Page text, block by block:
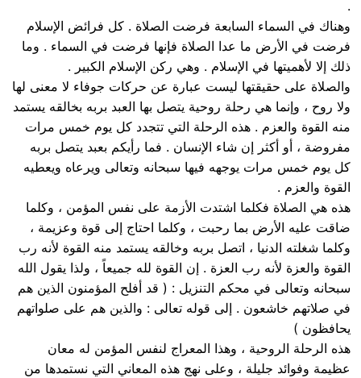
.
وهناك في السماء السابعة فرضت الصلاة . كل فرائض الإسلام
فرضت في الأرض ما عدا الصلاة فإنها فرضت في السماء . وما
ذلك إلا لأهميتها في الإسلام . وهي ركن الإسلام الكبير .
والصلاة على حقيقتها ليست عبارة عن حركات جوفاء لا معنى لها
ولا روح ، وإنما هي رحلة روحية يتصل بها العبد بربه بخالقه يستمد
منه القوة والعزم . هذه الرحلة التي تتجدد كل يوم خمس مرات
مفروضة ، أو أكثر إن شاء الإنسان . فما رأيكم بعبد يتصل بربه
كل يوم خمس مرات يوجهه فيها سبحانه وتعالى ويرعاه ويعطيه
القوة والعزم .
هذه هي الصلاة فكلما اشتدت الأزمة على نفس المؤمن ، وكلما
ضاقت عليه الأرض بما رحبت ، وكلما احتاج إلى قوة وعزيمة ،
وكلما شغلته الدنيا ، اتصل بربه وخالقه يستمد منه القوة لأنه رب
القوة والعزة لأنه رب العزة . إن القوة لله جميعاً ، ولذا يقول الله
سبحانه وتعالى في محكم التنزيل : ( قد أفلح المؤمنون الذين هم
في صلاتهم خاشعون . إلى قوله تعالى : والذين هم على صلواتهم
يحافظون )
هذه الرحلة الروحية ، وهذا المعراج لنفس المؤمن له معان
عظيمة وفوائد جليلة ، وعلى نهج هذه المعاني التي نستمدها من